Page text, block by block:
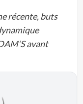
récente, buts
avant